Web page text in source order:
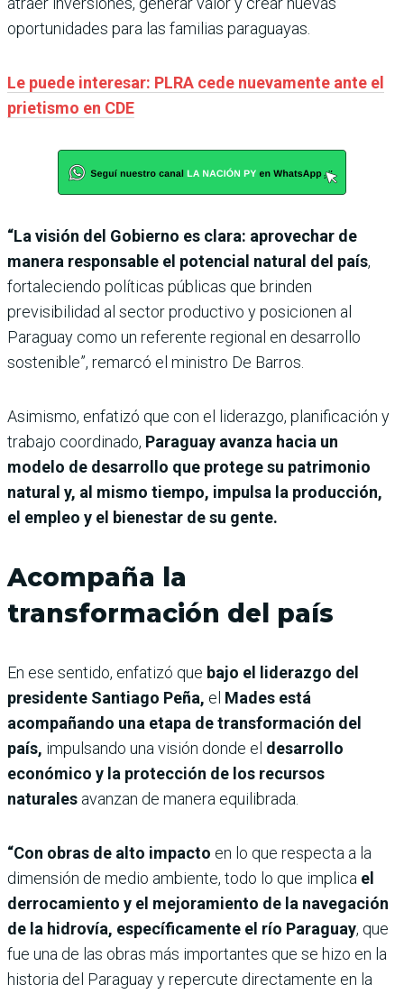
oportunidades para las familias paraguayas.
Le puede interesar: PLRA cede nuevamente ante el
prietismo en CDE
“La visión del Gobierno es clara: aprovechar de
manera responsable el potencial natural del país,
fortaleciendo políticas públicas que brinden
previsibilidad al sector productivo y posicionen al
Paraguay como un referente regional en desarrollo
sostenible”, remarcó el ministro De Barros.
Asimismo, enfatizó que con el liderazgo, planificación y
trabajo coordinado, Paraguay avanza hacia un
modelo de desarrollo que protege su patrimonio
natural y, al mismo tiempo, impulsa la producción,
el empleo y el bienestar de su gente.
Acompaña la
transformación del país
En ese sentido, enfatizó que bajo el liderazgo del
presidente Santiago Peña, el Mades está
acompañando una etapa de transformación del
país, impulsando una visión donde el desarrollo
económico y la protección de los recursos
naturales avanzan de manera equilibrada.
“Con obras de alto impacto en lo que respecta a la
dimensión de medio ambiente, todo lo que implica el
derrocamiento y el mejoramiento de la navegación
de la hidrovía, específicamente el río Paraguay, que
fue una de las obras más importantes que se hizo en la
historia del Paraguay y repercute directamente en la